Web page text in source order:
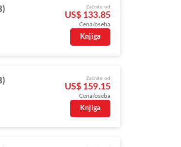
Začnite od
US$ 133.85
Cena/oseba
Knjiga
Začnite od
US$ 159.15
Cena/oseba
Knjiga